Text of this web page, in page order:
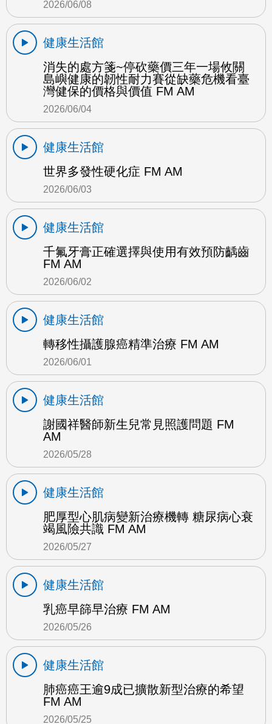
2026/06/08
健康生活館
消失的處方箋~停砍藥價三年一場攸關
島嶼健康的韌性耐力賽從缺藥危機看臺
灣健保的價格與價值 FM AM
2026/06/04
健康生活館
世界多發性硬化症 FM AM
2026/06/03
健康生活館
千氟牙膏正確選擇與使用有效預防齲齒
FM AM
2026/06/02
健康生活館
轉移性攝護腺癌精準治療 FM AM
2026/06/01
健康生活館
謝國祥醫師新生兒常見照護問題 FM
AM
2026/05/28
健康生活館
肥厚型心肌病變新治療機轉 糖尿病心衰
竭風險共識 FM AM
2026/05/27
健康生活館
乳癌早篩早治療 FM AM
2026/05/26
健康生活館
肺癌癌王逾9成已擴散新型治療的希望
FM AM
2026/05/25